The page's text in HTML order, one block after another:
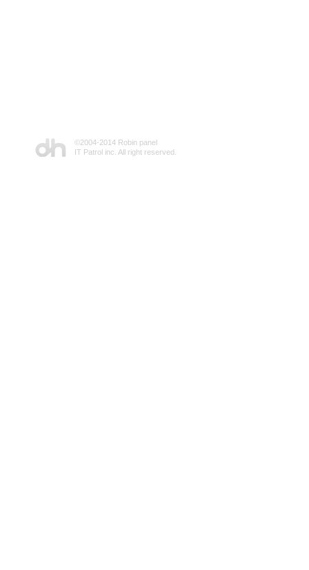
©2004-2014 Robin panel
IT Patrol inc. All right reserved.